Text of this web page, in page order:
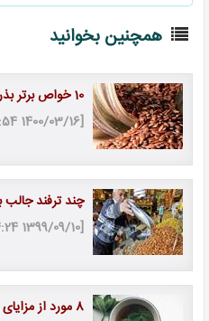
همچنین بخوانید
10 خواص برتر بذر کتان برای سلامتی
[1400/03/16 15:32:54]
چند ترفند جالب
[1399/09/10 17:24:24]
8 مورد از مزایای سلامتی نعناع